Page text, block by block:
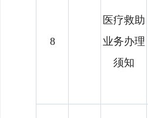
8
医疗救助
业务办理
须知